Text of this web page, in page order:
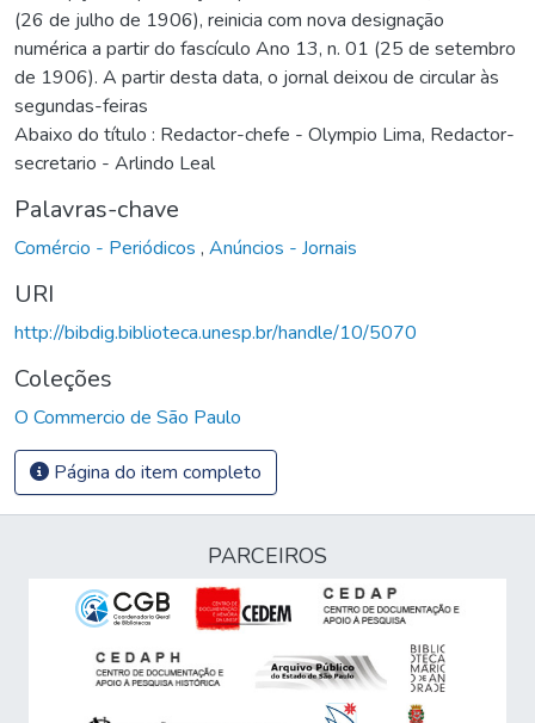
(26 de julho de 1906), reinicia com nova designação
numérica a partir do fascículo Ano 13, n. 01 (25 de setembro
de 1906). A partir desta data, o jornal deixou de circular às
segundas-feiras
Abaixo do título : Redactor-chefe - Olympio Lima, Redactor-
secretario - Arlindo Leal
Palavras-chave
Comércio - Periódicos , Anúncios - Jornais
URI
http://bibdig.biblioteca.unesp.br/handle/10/5070
Coleções
O Commercio de São Paulo
Página do item completo
PARCEIROS